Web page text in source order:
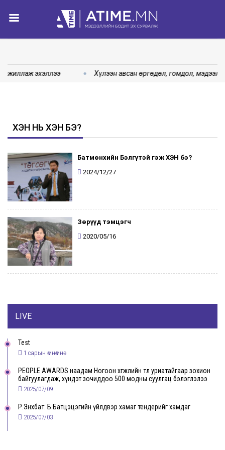
ажиллаж эхэллээ Хүлээн авсан өргөдөл, гомдол,
ХЭН НЬ ХЭН БЭ?
Батмөнхийн Бэлгүтэй гэж ХЭН бэ?
2024/12/27
Зөрүүд тэмцэгч
2020/05/16
LIVE
Test
1 сарын өмнөөмнө
PEOPLE AWARDS наадам Ногоон хөгжлийн төлөө уриатайгаар зохион
байгуулагдаж, хүндэт зочиддоо 500 модны суулгац бэлэглэлээ
2025/07/09
Р.Энхбат: Б.Батцэцэгийн үйлдвэр хамаг тендерийг хамдаг
2025/07/03